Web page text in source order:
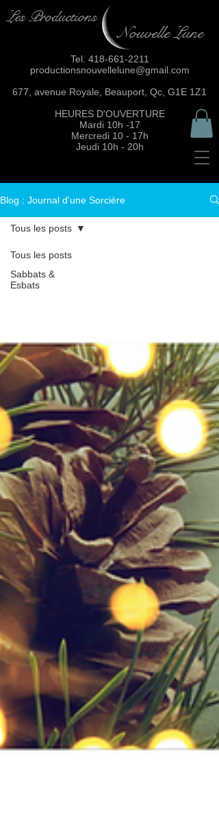
Les Productions
Nouvelle Lune
Tel. 418-661-2211
productionsnouvellelune@gmail.com
677, avenue Royale, Beauport, Qc, G1E 1Z1
HEURES D'OUVERTURE
Mardi 10h -17
Mercredi 10 - 17h
Jeudi 10h - 20h
Blog : Journal d'une Sorcière
Tous les posts
Sabbats &
Esbats
Tous les posts